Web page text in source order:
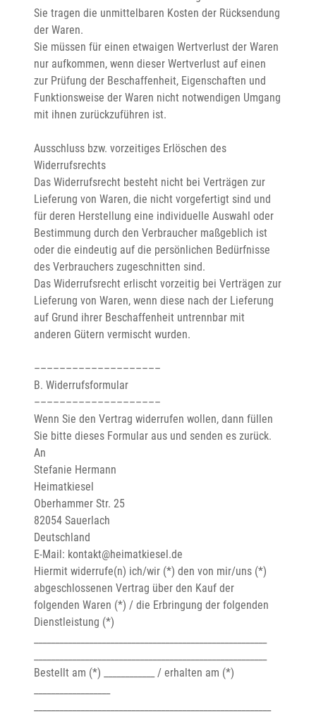
Sie tragen die unmittelbaren Kosten der Rücksendung
der Waren.
Sie müssen für einen etwaigen Wertverlust der Waren
nur aufkommen, wenn dieser Wertverlust auf einen
zur Prüfung der Beschaffenheit, Eigenschaften und
Funktionsweise der Waren nicht notwendigen Umgang
mit ihnen zurückzuführen ist.
Ausschluss bzw. vorzeitiges Erlöschen des
Widerrufsrechts
Das Widerrufsrecht besteht nicht bei Verträgen zur
Lieferung von Waren, die nicht vorgefertigt sind und
für deren Herstellung eine individuelle Auswahl oder
Bestimmung durch den Verbraucher maßgeblich ist
oder die eindeutig auf die persönlichen Bedürfnisse
des Verbrauchers zugeschnitten sind.
Das Widerrufsrecht erlischt vorzeitig bei Verträgen zur
Lieferung von Waren, wenn diese nach der Lieferung
auf Grund ihrer Beschaffenheit untrennbar mit
anderen Gütern vermischt wurden.
––––––––––––––––––––
B. Widerrufsformular
––––––––––––––––––––
Wenn Sie den Vertrag widerrufen wollen, dann füllen
Sie bitte dieses Formular aus und senden es zurück.
An
Stefanie Hermann
Heimatkiesel
Oberhammer Str. 25
82054 Sauerlach
Deutschland
E-Mail: kontakt@heimatkiesel.de
Hiermit widerrufe(n) ich/wir (*) den von mir/uns (*)
abgeschlossenen Vertrag über den Kauf der
folgenden Waren (*) / die Erbringung der folgenden
Dienstleistung (*)
Bestellt am (*) ____________ / erhalten am (*)